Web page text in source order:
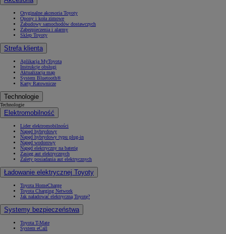
Oryginalne akcesoria Toyoty
Opony i koła zimowe
Zabudowy samochodów dostawczych
Zabezpieczenia i alarmy
Sklep Toyoty
Strefa klienta
Aplikacja MyToyota
Instrukcje obsługi
Aktualizacja map
System Bluetooth®
Karty Ratownicze
Technologie
Technologie
Elektromobilność
Lider elektromobilności
Napęd hybrydowy
Napęd hybrydowy typu plug-in
Napęd wodorowy
Napęd elektryczny na baterię
Zasięg aut elektrycznych
Zalety posiadania aut elektrycznych
Ładowanie elektrycznej Toyoty
Toyota HomeCharge
Toyota Charging Network
Jak naładować elektryczną Toyotę?
Systemy bezpieczeństwa
Toyota T-Mate
System eCall